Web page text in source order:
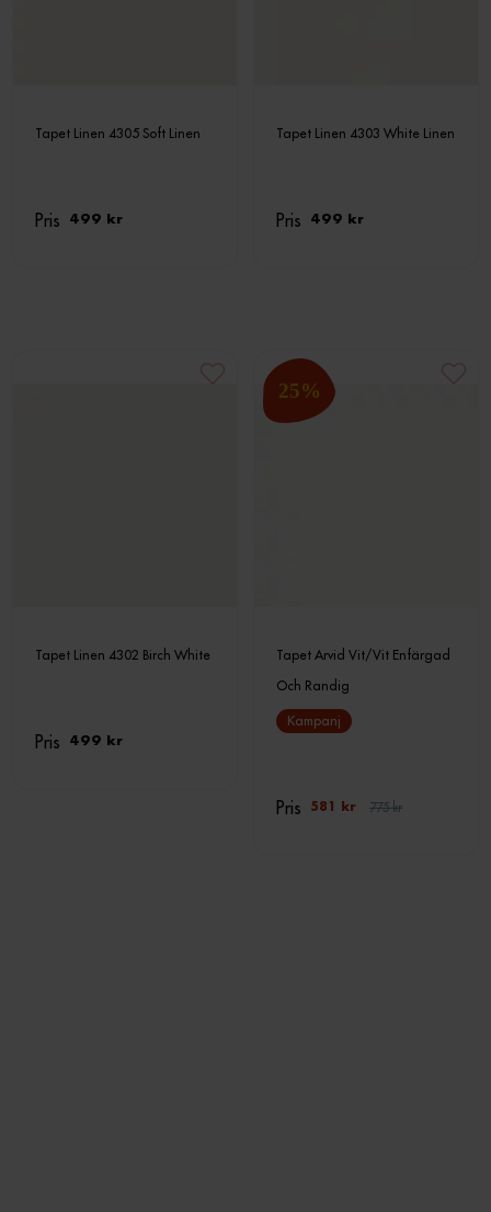
Tapet Linen 4305 Soft Linen
Pris 499 kr
Tapet Linen 4303 White Linen
Pris 499 kr
Tapet Linen 4302 Birch White
Pris 499 kr
25%
Tapet Arvid Vit/Vit Enfärgad
Och Randig
Kampanj
Pris 581 kr 775 kr